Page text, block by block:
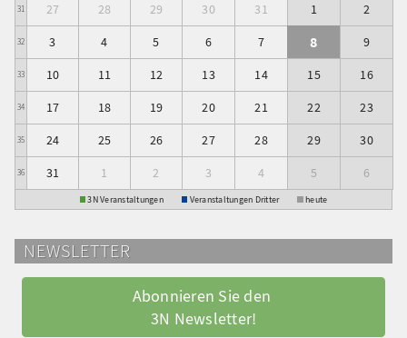
31 27 28 29 30 31 1 2
32 3 4 5 6 7 8 9
33 10 11 12 13 14 15 16
34 17 18 19 20 21 22 23
35 24 25 26 27 28 29 30
36 31 1 2 3 4 5 6
3N Veranstaltungen Veranstaltungen Dritter heute
NEWSLETTER
Abonnieren Sie den
3N Newsletter!